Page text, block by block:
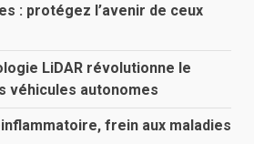
: protégez l’avenir de ceux
LiDAR révolutionne le
véhicules autonomes
frein aux maladies